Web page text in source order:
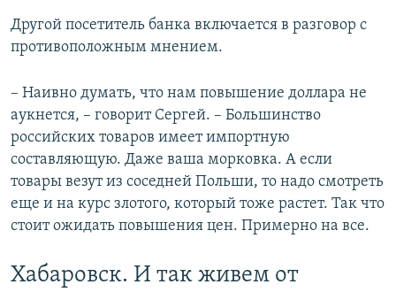
Другой посетитель банка включается в разговор с
противоположным мнением.
– Наивно думать, что нам повышение доллара не
аукнется, – говорит Сергей. – Большинство
российских товаров имеет импортную
составляющую. Даже ваша морковка. А если
товары везут из соседней Польши, то надо смотреть
еще и на курс злотого, который тоже растет. Так что
стоит ожидать повышения цен. Примерно на все.
Хабаровск. И так живем от